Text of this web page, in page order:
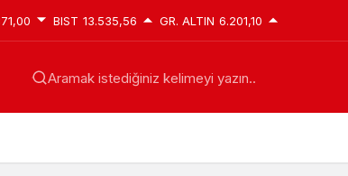
BIST 13.535,56 GR. ALTIN 6.201,10
Aramak istediğiniz kelimeyi yazın..